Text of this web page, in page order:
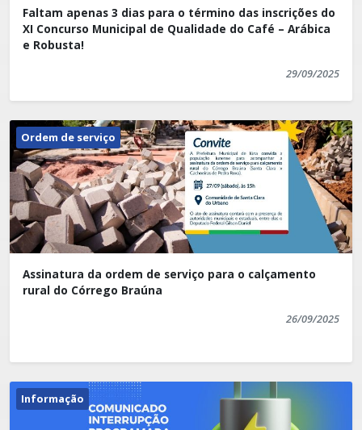
Faltam apenas 3 dias para o término das inscrições do
XI Concurso Municipal de Qualidade do Café – Arábica
e Robusta!
29/09/2025
Ordem de serviço
Assinatura da ordem de serviço para o calçamento
rural do Córrego Braúna
26/09/2025
Informação